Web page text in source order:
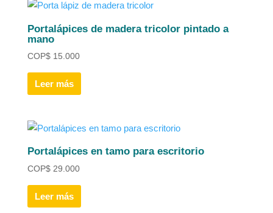
Portalápices de madera tricolor pintado a
mano
COP$15.000
Leer más
Portalápices en tamo para escritorio
COP$29.000
Leer más